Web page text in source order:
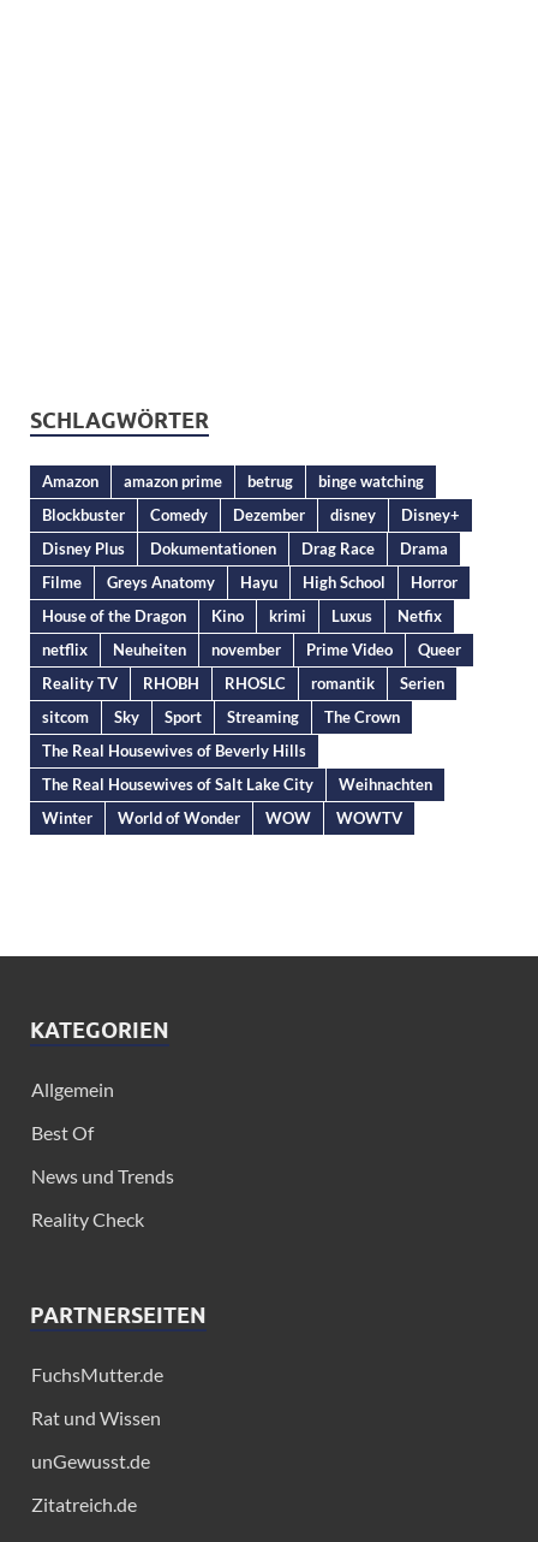
SCHLAGWÖRTER
Amazon amazon prime betrug
binge watching
Blockbuster
Comedy Dezember disney
Disney+
Disney Plus
Dokumentationen Drag Race
Drama
Filme
Greys Anatomy Hayu High School
Horror
House of the Dragon
Kino krimi Luxus
Netfix
netflix
Neuheiten november Prime Video
Queer
Reality TV
RHOBH RHOSLC romantik
Serien
sitcom
Sky Sport Streaming
The Crown
The Real Housewives of Beverly Hills
The Real Housewives of Salt Lake City
Weihnachten
Winter
World of Wonder WOW WOWTV
KATEGORIEN
Allgemein
Best Of
News und Trends
Reality Check
PARTNERSEITEN
FuchsMutter.de
Rat und Wissen
unGewusst.de
Zitatreich.de